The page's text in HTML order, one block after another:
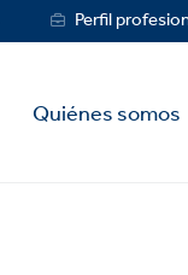
Perfil
Quiénes somos